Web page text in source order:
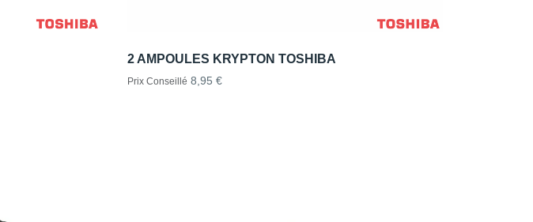
2 AMPOULES KRYPTON TOSHIBA
Prix Conseillé 8,95 €